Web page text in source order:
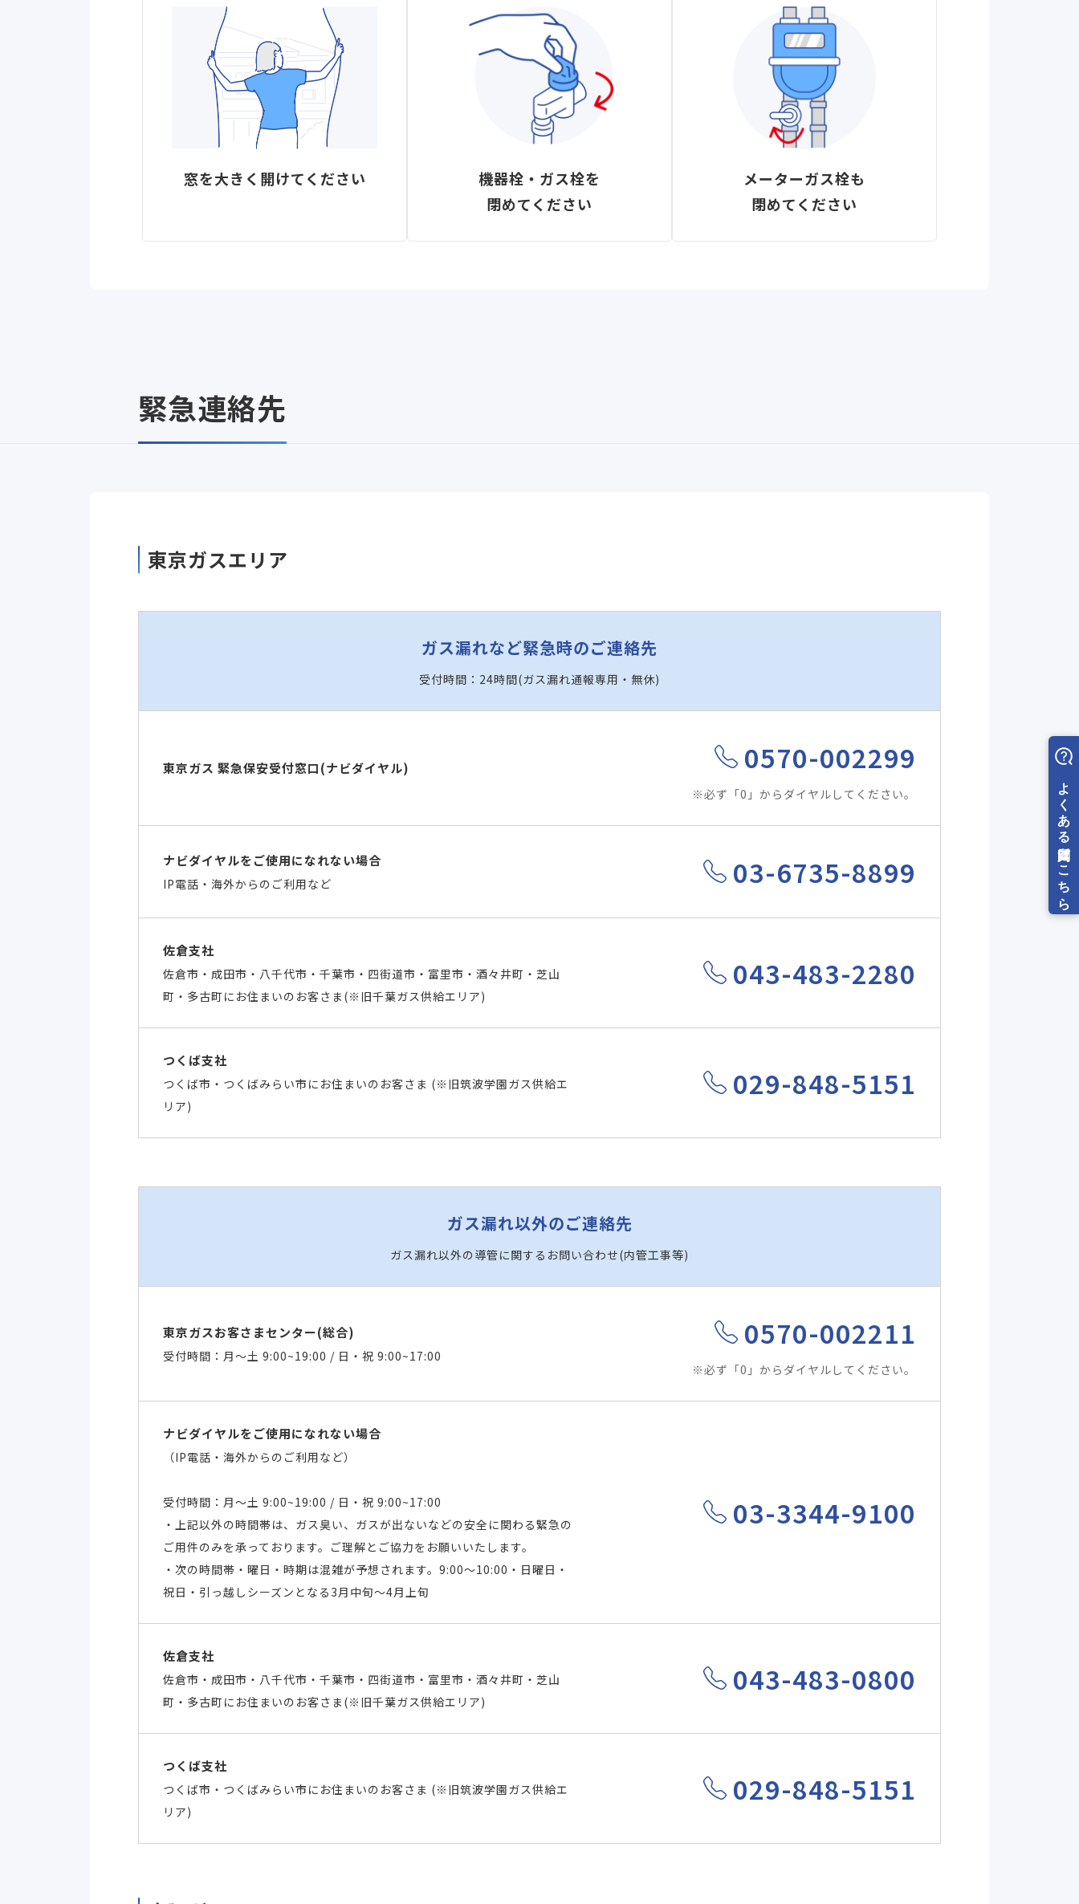
窓を大きく開けてください
機器栓・ガス栓を
閉めてください
メーターガス栓も
閉めてください
緊急連絡先
東京ガスエリア
ガス漏れなど緊急時のご連絡先
受付時間：24時間(ガス漏れ通報専用・無休)
東京ガス 緊急保安受付窓口(ナビダイヤル) 0570-002299
※必ず「0」からダイヤルしてください。
ナビダイヤルをご使用になれない場合
IP電話・海外からのご利用など 03-6735-8899
佐倉支社
佐倉市・成田市・八千代市・千葉市・四街道市・富里市・酒々井町・芝山
町・多古町にお住まいのお客さま(※旧千葉ガス供給エリア)
043-483-2280
つくば支社
つくば市・つくばみらい市にお住まいのお客さま (※旧筑波学園ガス供給エ
リア)
029-848-5151
ガス漏れ以外のご連絡先
ガス漏れ以外の導管に関するお問い合わせ(内管工事等)
東京ガスお客さまセンター(総合)
受付時間：月～土 9:00~19:00 / 日・祝 9:00~17:00
0570-002211
※必ず「0」からダイヤルしてください。
ナビダイヤルをご使用になれない場合
（IP電話・海外からのご利用など）
受付時間：月～土 9:00~19:00 / 日・祝 9:00~17:00
・上記以外の時間帯は、ガス臭い、ガスが出ないなどの安全に関わる緊急の
ご用件のみを承っております。ご理解とご協力をお願いいたします。
・次の時間帯・曜日・時期は混雑が予想されます。9:00～10:00・日曜日・
祝日・引っ越しシーズンとなる3月中旬～4月上旬
03-3344-9100
佐倉支社
佐倉市・成田市・八千代市・千葉市・四街道市・富里市・酒々井町・芝山
町・多古町にお住まいのお客さま(※旧千葉ガス供給エリア)
043-483-0800
つくば支社
つくば市・つくばみらい市にお住まいのお客さま (※旧筑波学園ガス供給エ
リア)
029-848-5151